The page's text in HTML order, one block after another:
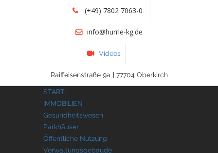
(+49) 7802 7063-0
info@hurrle-kg.de
Videos
Raiffeisenstraße 9a | 77704 Oberkirch
START
IMMOBILIEN
Gesundheitswesen
Parkhäuser
Öffentliche Nutzung
Verwaltungsgebäude